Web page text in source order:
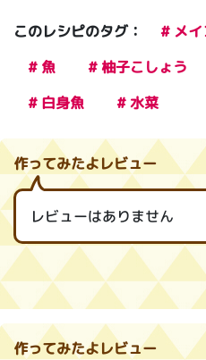
このレシピのタグ： # メイ
# 魚
# 柚子こしょう
# 白身魚
# 水菜
作ってみたよレビュー
レビューはありません
作ってみたよレビュー